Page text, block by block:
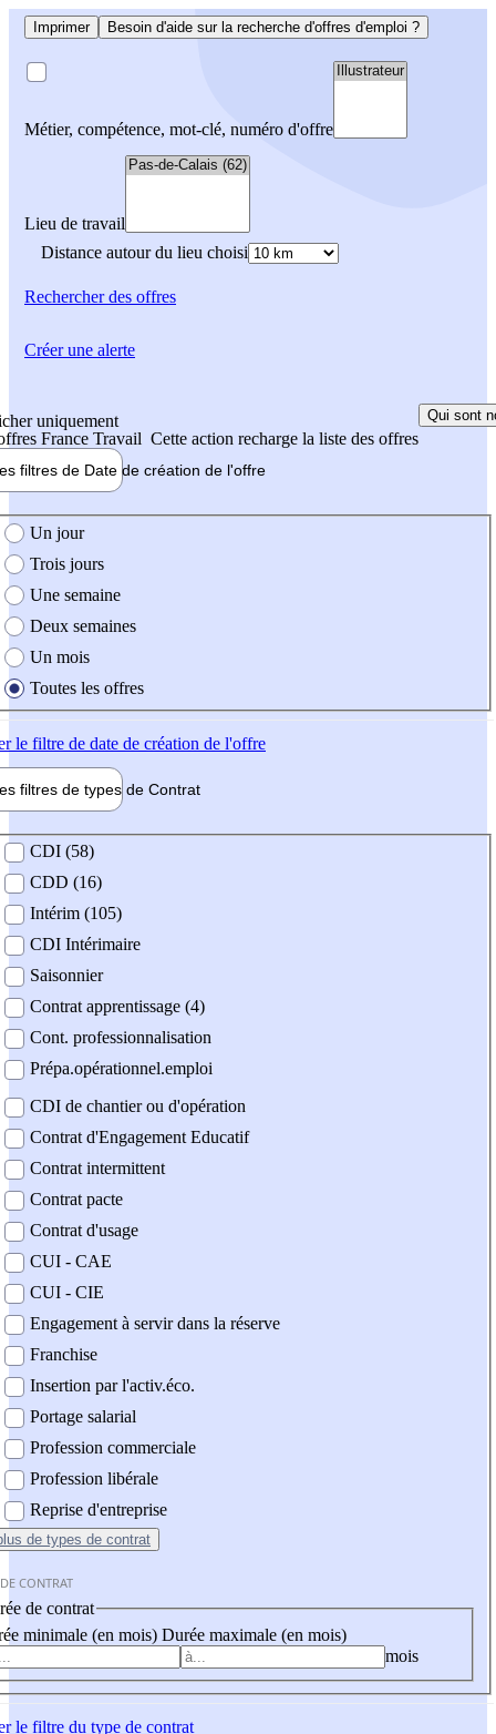
Imprimer Besoin d'aide sur la recherche d'offres d'emploi ?
Métier, compétence, mot-clé, numéro d'offre
Lieu de travail
Distance autour du lieu choisi
Rechercherdes offres
uniquement
France Travail Cette action recharge la liste des offres
Qui sont
filtres de Date de création de l'offre
création de l'offre
Un jour
Trois jours
Une semaine
Deux semaines
Un mois
Toutes les offres
le filtre de date de création de l'offre
filtres de types de Contrat
contrat
CDI (58)
CDD (16)
Intérim (105)
CDI Intérimaire
Saisonnier
Contrat apprentissage (4)
Cont. professionnalisation
Prépa.opérationnel.emploi
CDI de chantier ou d'opération
Contrat d'Engagement Educatif
Contrat intermittent
Contrat pacte
Contrat d'usage
CUI - CAE
CUI - CIE
Engagement à servir dans la réserve
Franchise
Insertion par l'activ.éco.
Portage salarial
Profession commerciale
Profession libérale
Reprise d'entreprise
de types de contrat
CONTRAT
de contrat
minimale (en mois) Durée maximale (en mois)
mois
le filtre du type de contrat
Créer une alerte